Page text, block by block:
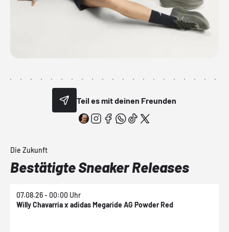
Teil es mit deinen Freunden
Die Zukunft
Bestätigte Sneaker Releases
07.08.26 - 00:00 Uhr
Willy Chavarria x adidas Megaride AG Powder Red